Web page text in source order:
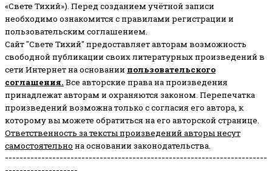
«Свете Тихий»). Перед созданием учётной записи
необходимо ознакомится с правилами регистрации и
пользовательским соглашением.
Сайт "Свете Тихий" предоставляет авторам возможность
свободной публикации своих литературных произведений в
сети Интернет на основании пользовательского
соглашения. Все авторские права на произведения
принадлежат авторам и охраняются законом. Перепечатка
произведений возможна только с согласия его автора, к
которому вы можете обратиться на его авторской странице.
Ответственность за тексты произведений авторы несут
самостоятельно на основании законодательства.
------------------------------------------------------------------------